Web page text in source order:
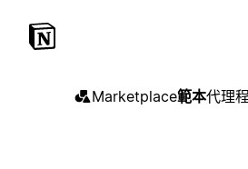
Marketplace範本代理